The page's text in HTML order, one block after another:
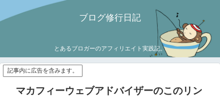
ブログ修行日記
とあるブロガーのアフィリエイト実践記。
記事内に広告を含みます。
マカフィーウェブアドバイザーのこのリン